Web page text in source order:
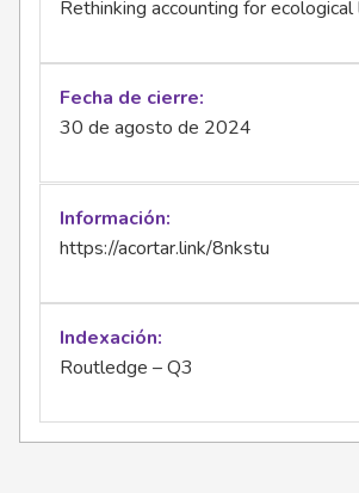
Rethinking accounting for
Fecha de cierre
30 de agosto de 2024
Información
https://acortar.link/8nkstu
Indexación
Routledge – Q3